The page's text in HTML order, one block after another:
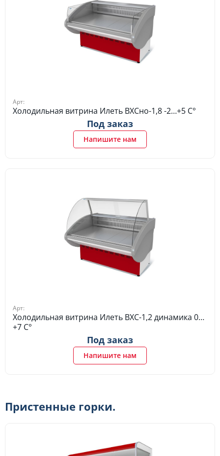
Арт:
Холодильная витрина Илеть ВХСно-1,8 -2…+5 C°
Под заказ
Напишите нам
Арт:
Холодильная витрина Илеть ВХС-1,2 динамика 0…
+7 C°
Под заказ
Напишите нам
Пристенные горки.